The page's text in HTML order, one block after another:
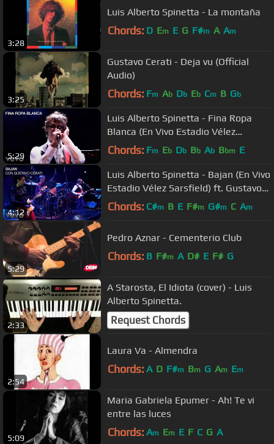
3:28
Luis Alberto Spinetta - La montaña
Chords: D Em E G F#m A Am
3:25
Gustavo Cerati - Deja vu (Official
Audio)
Chords: Fm Ab Db Eb Cm B Gb
5:29
Luis Alberto Spinetta - Fina Ropa
Blanca (En Vivo Estadio Vélez
Sarsfield)
Chords: Fm Eb Db Bb Ab Bbm E
4:12
Luis Alberto Spinetta - Bajan (En Vivo
Estadio Vélez Sarsfield) ft. Gustavo
Cerati
Chords: C#m B E F#m G#m C Am
5:29
Pedro Aznar - Cementerio Club
Chords: B F#m A D# E F# G
2:33
A Starosta, El Idiota (cover) - Luis
Alberto Spinetta.
Request Chords
2:54
Laura Va - Almendra
Chords: A D F#m Bm G Am Em
5:09
Maria Gabriela Epumer - Ah! Te vi
entre las luces
Chords: Am Em E F C G A